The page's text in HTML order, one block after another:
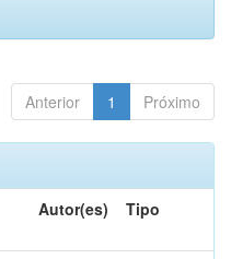
Anterior 1 Próximo
Autor(es) Tipo